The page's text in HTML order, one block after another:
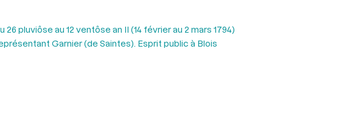
26 pluviôse au 12 ventôse an II (14 février au 2 mars 1794)
Garnier (de Saintes). Esprit public à Blois